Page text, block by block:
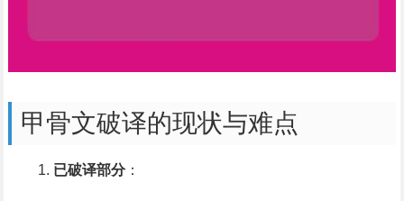
甲骨文破译的现状与难点
已破译部分：